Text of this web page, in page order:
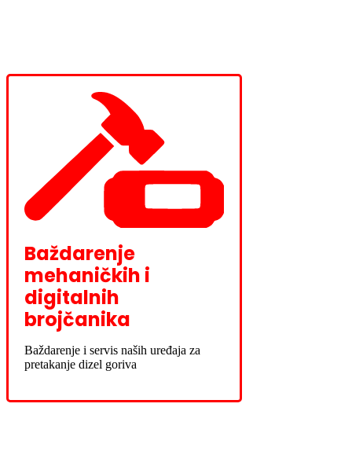
Baždarenje
mehaničkih i
digitalnih
brojčanika
Baždarenje i servis naših uređaja za
pretakanje dizel goriva